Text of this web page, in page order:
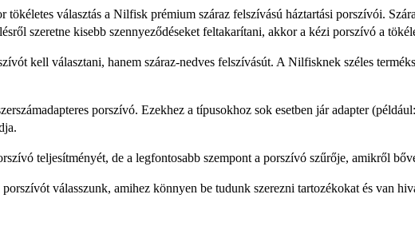
választás a Nilfisk prémium száraz felszívású háztartási porszívói.
szeretne kisebb szennyeződéseket feltakarítani, akkor a kézi porszívó a
kell választani, hanem száraz-nedves felszívásút. A Nilfisknek széles
porszívó. Ezekhez a típusokhoz sok esetben jár adapter
teljesítményét, de a legfontosabb szempont a porszívó szűrője, amikről
válasszunk, amihez könnyen be tudunk szerezni tartozékokat és van